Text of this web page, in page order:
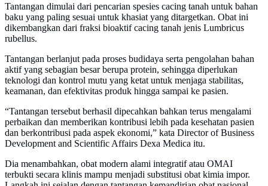
Tantangan dimulai dari pencarian spesies cacing tanah untuk bahan
baku yang paling sesuai untuk khasiat yang ditargetkan. Obat ini
dikembangkan dari fraksi bioaktif cacing tanah jenis Lumbricus
rubellus.
Tantangan berlanjut pada proses budidaya serta pengolahan bahan
aktif yang sebagian besar berupa protein, sehingga diperlukan
teknologi dan kontrol mutu yang ketat untuk menjaga stabilitas,
keamanan, dan efektivitas produk hingga sampai ke pasien.
“Tantangan tersebut berhasil dipecahkan bahkan terus mengalami
perbaikan dan memberikan kontribusi lebih pada kesehatan pasien
dan berkontribusi pada aspek ekonomi,” kata Director of Business
Development and Scientific Affairs Dexa Medica itu.
Dia menambahkan, obat modern alami integratif atau OMAI
terbukti secara klinis mampu menjadi substitusi obat kimia impor.